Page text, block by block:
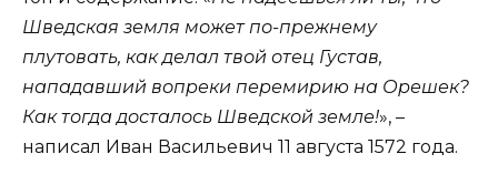
Шведская земля может по-прежнему
плутовать, как делал твой отец Густав,
нападавший вопреки перемирию на Орешек?
Как тогда досталось Шведской земле!», –
написал Иван Васильевич 11 августа 1572 года.